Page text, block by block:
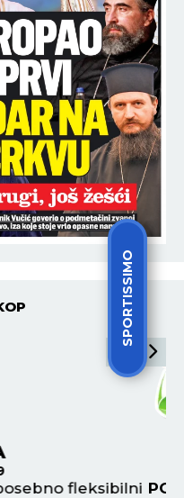
SPORTISSIMO